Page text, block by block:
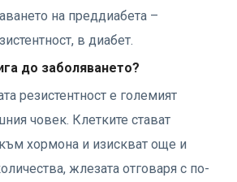
на преддиабета –
в диабет.
до заболяването?
резистентност е големият
човек. Клетките стават
хормона и изискват още и
жлезата отговаря с по-